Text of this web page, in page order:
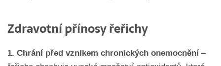
Zdravotní přínosy řeřichy
1. Chrání před vznikem chronických onemocnění –